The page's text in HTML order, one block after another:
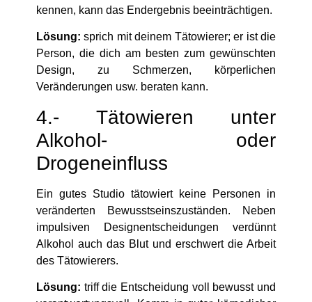
kennen, kann das Endergebnis beeinträchtigen.
Lösung: sprich mit deinem Tätowierer; er ist die
Person, die dich am besten zum gewünschten
Design, zu Schmerzen, körperlichen
Veränderungen usw. beraten kann.
4.- Tätowieren unter
Alkohol- oder
Drogeneinfluss
Ein gutes Studio tätowiert keine Personen in
veränderten Bewusstseinszuständen. Neben
impulsiven Designentscheidungen verdünnt
Alkohol auch das Blut und erschwert die Arbeit
des Tätowierers.
Lösung: triff die Entscheidung voll bewusst und